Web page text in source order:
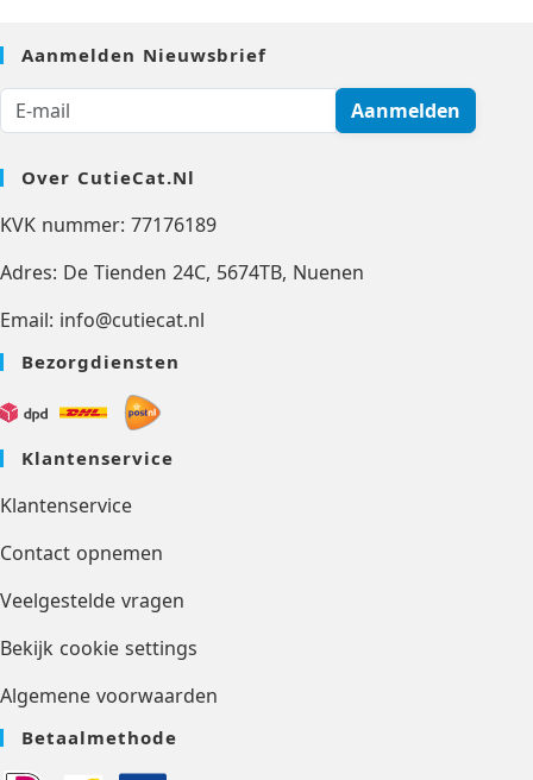
Aanmelden Nieuwsbrief
Aanmelden
Over CutieCat.nl
KVK nummer: 77176189
Adres: De Tienden 24C, 5674TB, Nuenen
Email: info@cutiecat.nl
Bezorgdiensten
Klantenservice
Klantenservice
Contact opnemen
Veelgestelde vragen
Bekijk cookie settings
Algemene voorwaarden
Betaalmethode